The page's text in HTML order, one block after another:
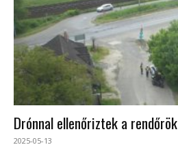
Drónnal ellenőriztek a rendőrök
2025-05-13